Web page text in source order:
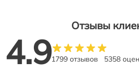
Отзывы
4.91799 отзывов 5358